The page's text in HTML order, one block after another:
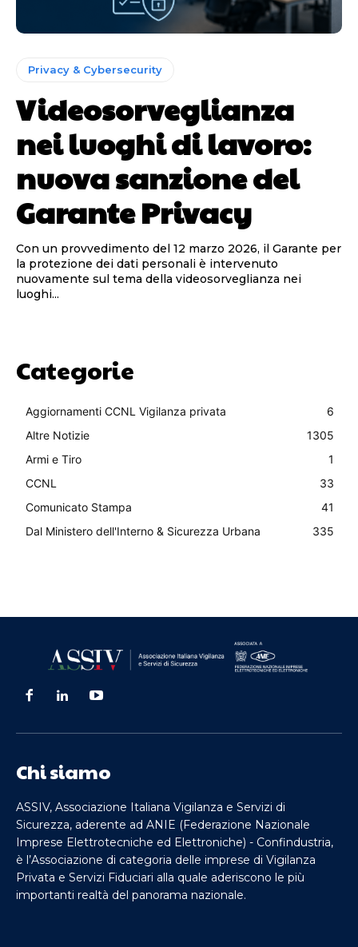
Privacy & Cybersecurity
Videosorveglianza
nei luoghi di lavoro:
nuova sanzione del
Garante Privacy
Con un provvedimento del 12 marzo 2026, il Garante per
la protezione dei dati personali è intervenuto
nuovamente sul tema della videosorveglianza nei
luoghi...
Categorie
Aggiornamenti CCNL Vigilanza privata
6
Altre Notizie
1305
Armi e Tiro
1
CCNL
33
Comunicato Stampa
41
Dal Ministero dell'Interno & Sicurezza Urbana
335
Chi siamo
ASSIV, Associazione Italiana Vigilanza e Servizi di
Sicurezza, aderente ad ANIE (Federazione Nazionale
Imprese Elettrotecniche ed Elettroniche) - Confindustria,
è l’Associazione di categoria delle imprese di Vigilanza
Privata e Servizi Fiduciari alla quale aderiscono le più
importanti realtà del panorama nazionale.